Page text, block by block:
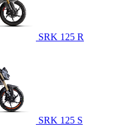
SRK 125 R
SRK 125 S